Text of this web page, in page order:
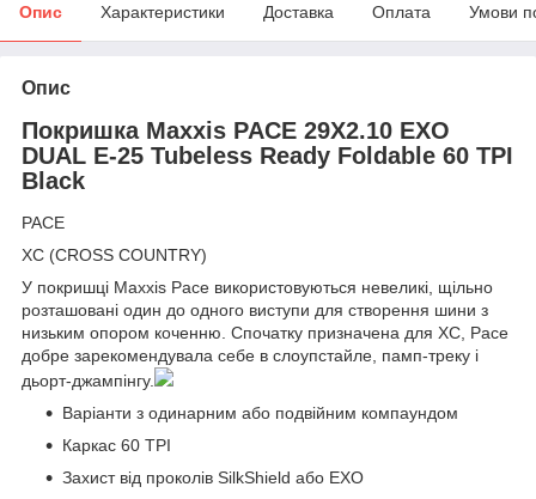
Опис Характеристики Доставка Оплата Умови
Опис
Покришка Maxxis PACE 29X2.10 EXO
DUAL E-25 Tubeless Ready Foldable 60 TPI
Black
PACE
XC (CROSS COUNTRY)
У покришці Maxxis Pace використовуються невеликі, щільно
розташовані один до одного виступи для створення шини з
низьким опором коченню. Спочатку призначена для XC, Pace
добре зарекомендувала себе в слоупстайле, памп-треку і
дьорт-джампінгу.
Варіанти з одинарним або подвійним компаундом
Каркас 60 TPI
Захист від проколів SilkShield або EXO